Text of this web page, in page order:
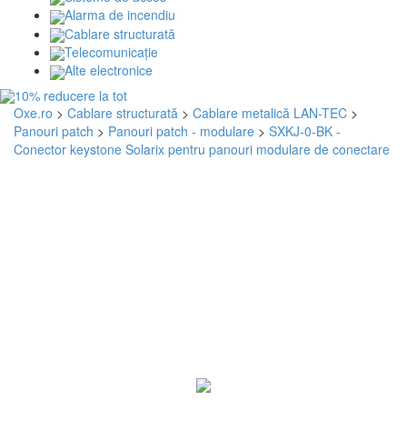
Alarma de incendiu
Cablare structurată
Telecomunicaţie
Alte electronice
Oxe.ro > Cablare structurată > Cablare metalică LAN-TEC >
Panouri patch > Panouri patch - modulare > SXKJ-0-BK -
Conector keystone Solarix pentru panouri modulare de conectare